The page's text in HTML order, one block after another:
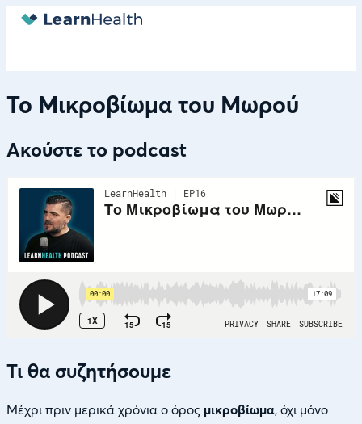
Το Μικροβίωμα του Μωρού
Ακούστε το podcast
Τι θα συζητήσουμε
Μέχρι πριν μερικά χρόνια ο όρος μικροβίωμα, όχι μόνο